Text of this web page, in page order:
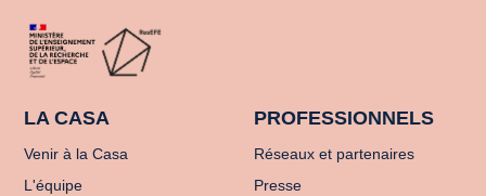
LA CASA
Venir à la Casa
L'équipe
PROFESSIONNELS
Réseaux et partenaires
Presse